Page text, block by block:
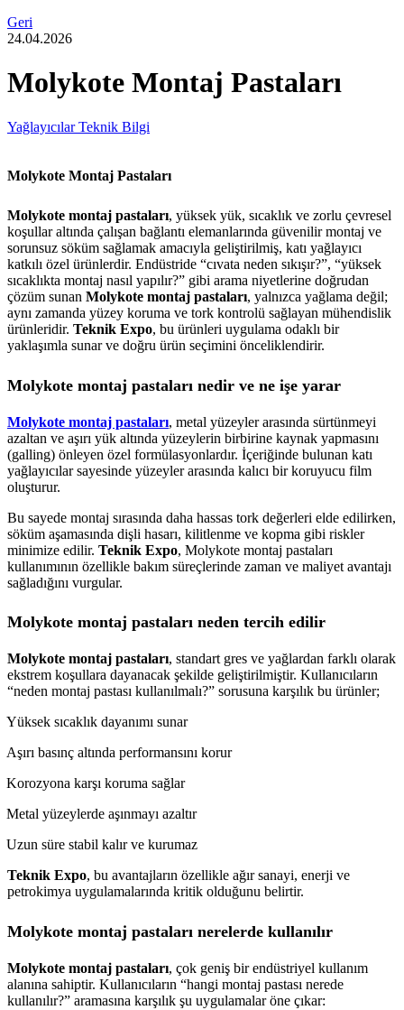
Geri
24.04.2026
Molykote Montaj Pastaları
Yağlayıcılar Teknik Bilgi
Molykote Montaj Pastaları
Molykote montaj pastaları, yüksek yük, sıcaklık ve zorlu çevresel
koşullar altında çalışan bağlantı elemanlarında güvenilir montaj ve
sorunsuz söküm sağlamak amacıyla geliştirilmiş, katı yağlayıcı
katkılı özel ürünlerdir. Endüstride “cıvata neden sıkışır?”, “yüksek
sıcaklıkta montaj nasıl yapılır?” gibi arama niyetlerine doğrudan
çözüm sunan Molykote montaj pastaları, yalnızca yağlama değil;
aynı zamanda yüzey koruma ve tork kontrolü sağlayan mühendislik
ürünleridir. Teknik Expo, bu ürünleri uygulama odaklı bir
yaklaşımla sunar ve doğru ürün seçimini önceliklendirir.
Molykote montaj pastaları nedir ve ne işe yarar
Molykote montaj pastaları, metal yüzeyler arasında sürtünmeyi
azaltan ve aşırı yük altında yüzeylerin birbirine kaynak yapmasını
(galling) önleyen özel formülasyonlardır. İçeriğinde bulunan katı
yağlayıcılar sayesinde yüzeyler arasında kalıcı bir koruyucu film
oluşturur.
Bu sayede montaj sırasında daha hassas tork değerleri elde edilirken,
söküm aşamasında dişli hasarı, kilitlenme ve kopma gibi riskler
minimize edilir. Teknik Expo, Molykote montaj pastaları
kullanımının özellikle bakım süreçlerinde zaman ve maliyet avantajı
sağladığını vurgular.
Molykote montaj pastaları neden tercih edilir
Molykote montaj pastaları, standart gres ve yağlardan farklı olarak
ekstrem koşullara dayanacak şekilde geliştirilmiştir. Kullanıcıların
“neden montaj pastası kullanılmalı?” sorusuna karşılık bu ürünler;
Yüksek sıcaklık dayanımı sunar
Aşırı basınç altında performansını korur
Korozyona karşı koruma sağlar
Metal yüzeylerde aşınmayı azaltır
Uzun süre stabil kalır ve kurumaz
Teknik Expo, bu avantajların özellikle ağır sanayi, enerji ve
petrokimya uygulamalarında kritik olduğunu belirtir.
Molykote montaj pastaları nerelerde kullanılır
Molykote montaj pastaları, çok geniş bir endüstriyel kullanım
alanına sahiptir. Kullanıcıların “hangi montaj pastası nerede
kullanılır?” aramasına karşılık şu uygulamalar öne çıkar: